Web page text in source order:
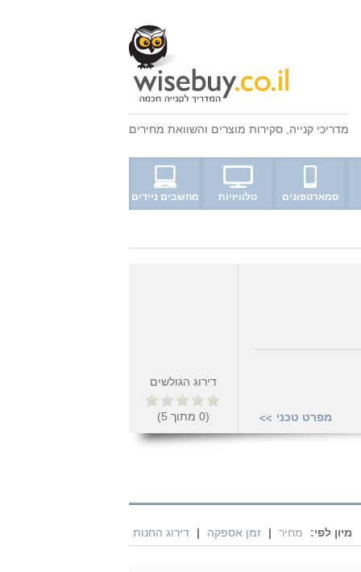
מדריכי קנייה סקירות מוצרים והשוואת מחירים
סמארטפונים טלוויזיות מחשבים ניידים
מפרט טכני >>
דירוג הגולשים
(
0 מתוך 5
)
מיון לפי: מחיר | זמן אספקה | דירוג החנות